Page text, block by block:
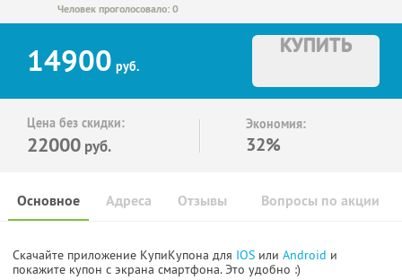
Человек проголосовало: 0
14900 руб.
КУПИТЬ
Цена без скидки:
22000 руб.
Экономия:
32%
Основное Отзывы Вопросы по акции
Адреса
Скачайте приложение КупиКупона для IOS или Android и
покажите купон с экрана смартфона. Это удобно :)